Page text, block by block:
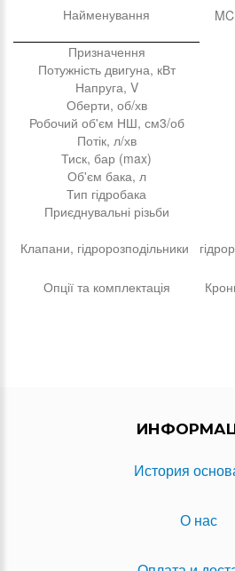
Найменування
Призначення
Потужність двигуна, кВт
Напруга, V
Оберти, об/хв
Робочий об'єм НШ, см3/об
Потік, л/хв
Тиск, бар (max)
Об'єм бака, л
Тип гідробака
Приєднувальні різьби
Клапани, гідророзподільники
Опції та комплектація
История
О нас